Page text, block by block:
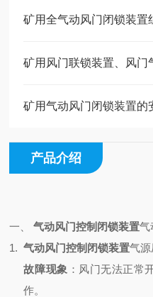
矿用全气动风门闭锁装置
矿用风门联锁装置、风门
矿用气动风门闭锁装置的
产品介绍
一、气动风门控制闭锁装置气
1.气动风门控制闭锁装置气
故障现象 ：风门无法正常
作。